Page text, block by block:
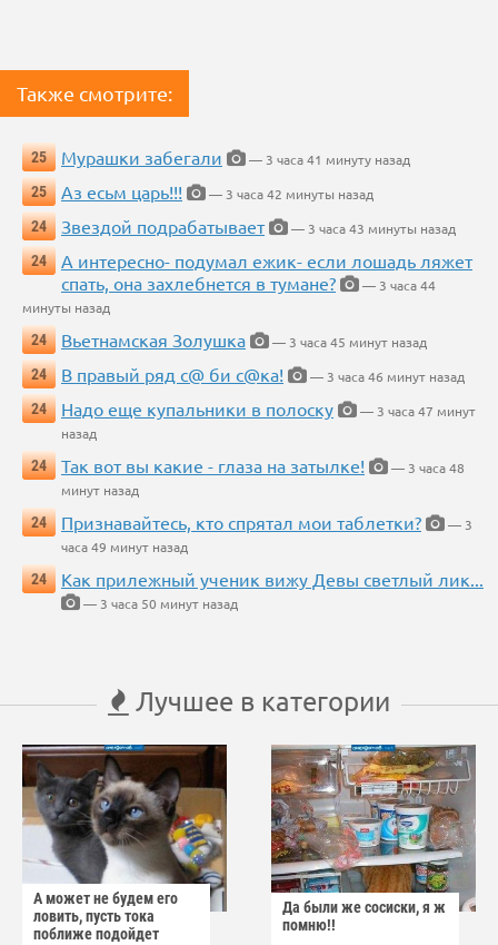
Также смотрите:
25 Мурашки забегали
— 3 часа 41 минуту назад
25
Аз есьм царь!!!
— 3 часа 42 минуты назад
24
Звездой подрабатывает
— 3 часа 43 минуты назад
24
А интересно- подумал ежик- если лошадь ляжет
спать, она захлебнется в тумане?
— 3 часа 44
минуты назад
24
Вьетнамская Золушка
— 3 часа 45 минут назад
24
В правый ряд с@ би с@ка!
— 3 часа 46 минут назад
24
Надо еще купальники в полоску
— 3 часа 47 минут
назад
24
Так вот вы какие - глаза на затылке!
— 3 часа 48
минут назад
24
Признавайтесь, кто спрятал мои таблетки?
— 3
часа 49 минут назад
24
Как прилежный ученик вижу Девы светлый лик...
— 3 часа 50 минут назад
Лучшее в категории
А может не будем его
ловить, пусть тока
поближе подойдет
Да были же сосиски, я ж
помню!!